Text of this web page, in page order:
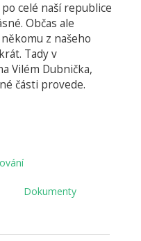
celé naší republice
Občas ale
z našeho
Tady v
Vilém Dubnička,
části provede.
Dokumenty